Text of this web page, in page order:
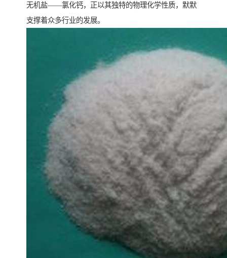
无机盐——氯化钙，正以其独特的物理化学性质，默默
支撑着众多行业的发展。